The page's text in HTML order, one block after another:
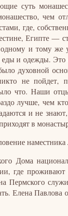
суть
чем
где,
Египте —
и тому же
и одежды. Это
духовной
не пойдет,
что. Наши
лучше, чем
и не
в
Дома
где
Пермского
Елена